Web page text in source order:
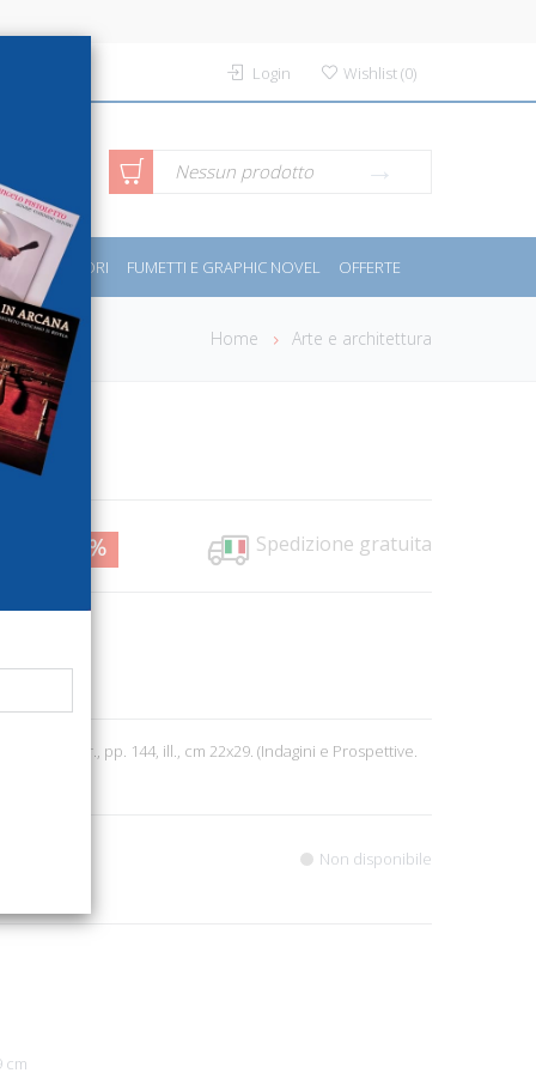
Login Wishlist(0)
Nessun prodotto
E MOTORI FUMETTI E GRAPHIC NOVEL OFFERTE
Home Arte e architettura
Rex
17% Spedizione gratuita
2005; br., pp. 144, ill., cm 22x29. (Indagini e Prospettive.
Non disponibile
cm